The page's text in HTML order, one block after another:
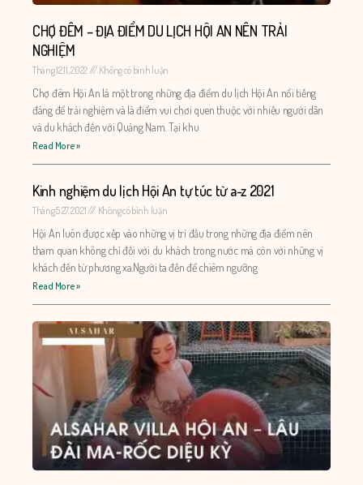
CHỢ ĐÊM – ĐỊA ĐIỂM DU LỊCH HỘI AN NÊN TRẢI
NGHIỆM
Tháng 12 11, 2022 Không có bình luận
Chợ đêm Hội An là một trong những địa điểm du lịch Hội An nổi tiếng
đáng để trải nghiệm và là điểm vui chơi quen thuộc với nhiều người dân
và du khách đến với Quảng Nam. Tại khu
Read More »
Kinh nghiệm du lịch Hội An tự túc từ a-z 2021
Tháng 5 27, 2021 Không có bình luận
Hội An luôn được xếp vào những vị trí đầu trong những địa điểm nên
tham quan không chỉ đối với du khách trong nước mà còn với những vị
khách đến từ phương xa.Người ta đến để chiêm ngưỡng
Read More »